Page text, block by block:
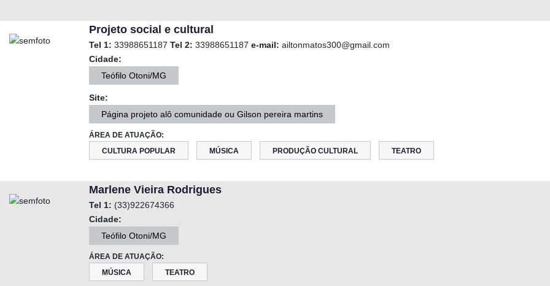
Projeto social e cultural
Tel 1: 33988651187 Tel 2: 33988651187 e-mail: ailtonmatos300@gmail.com
Cidade:
Teófilo Otoni/MG
Site:
Página projeto alô comunidade ou Gilson pereira martins
ÁREA DE ATUAÇÃO:
CULTURA POPULAR
MÚSICA PRODUÇÃO CULTURAL TEATRO
Marlene Vieira Rodrigues
Tel 1: (33)922674366
Cidade:
Teófilo Otoni/MG
ÁREA DE ATUAÇÃO:
MÚSICA
TEATRO